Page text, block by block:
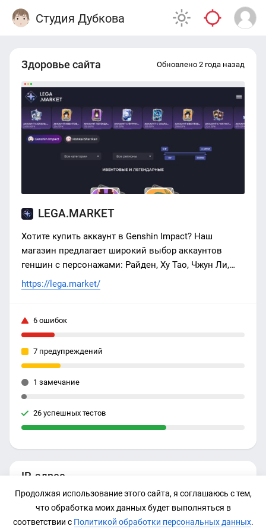
Студия Дубкова
IP-адрес
Нет данных
Здоровье сайта Обновлено 2 года назад
LEGA.MARKET
Хотите купить аккаунт в Genshin Impact? Наш
магазин предлагает широкий выбор аккаунтов
геншин с персонажами: Райден, Ху Тао, Чжун Ли,
Странник, Кадзуха по низким ценам и с гарантией
https://lega.market/
6 ошибок
7 предупреждений
1 замечание
26 успешных тестов
Продолжая использование этого сайта, я соглашаюсь с тем,
что обработка моих данных будет выполняться в
соответствии с Политикой обработки персональных данных.